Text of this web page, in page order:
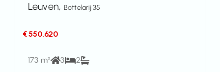
Leuven, Bottelarij 35
€ 550.620
173 m² 3 2